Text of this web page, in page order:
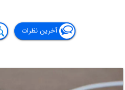
آخرین نظرات